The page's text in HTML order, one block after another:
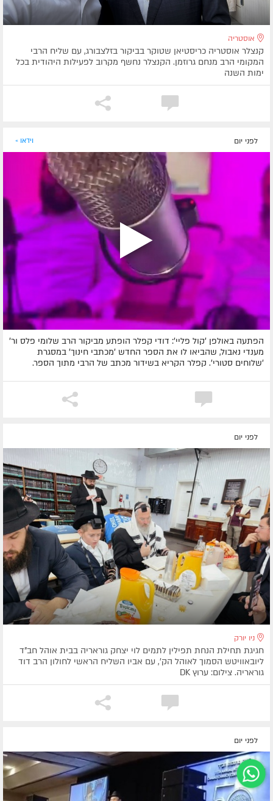
אוסטריה
קנצלר אוסטריה כריסטיאן שטוקר בביקור בזלצבורג, עם שליח הרבי
המקומי הרב מנחם גרוזמן. הקנצלר נחשף מקרוב לפעילות היהודית בכל
ימות השנה
לפני יום וידאו »
הפתעה באולפן 'קול פליי': דודי קפלר הופתע מביקור הרב שלומי פלס ור'
מענדי נאבול, שהביאו לו את הספר החדש 'מכתבי חינוך' במסגרת
'שלוחים סטורי'. קפלר הקריא בשידור מכתב של הרבי מתוך הספר.
לפני יום
ניו יורק
חגיגת תחילת הנחת תפילין לתמים לוי יצחק גוראריה בבית אוהל חב"ד
ליובאוויטש הסמוך לאוהל הק', עם אביו השליח הראשי לחולון הרב דוד
גוראריה. צילום: ערוץ DK
לפני יום